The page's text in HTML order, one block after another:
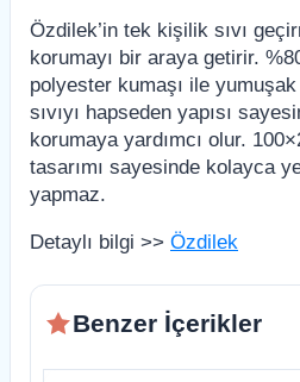
Özdilek’in tek kişilik sıvı
korumayı bir araya getirir.
polyester kumaşı ile
sıvıyı hapseden yapısı
korumaya yardımcı olur.
tasarımı sayesinde kolayca
yapmaz.
Detaylı bilgi >> Özdilek
Benzer İçerikler